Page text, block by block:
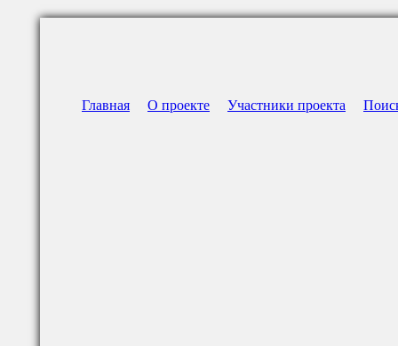
Главная О проекте Участники проекта